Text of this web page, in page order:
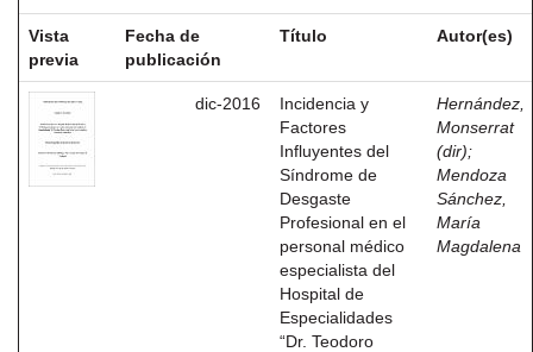
Vista
previa
Fecha de
publicación
Título Autor(es)
dic-2016
Incidencia y
Factores
Influyentes del
Síndrome de
Desgaste
Profesional en el
personal médico
especialista del
Hospital de
Especialidades
“Dr. Teodoro
Hernández,
Monserrat
(dir);
Mendoza
Sánchez,
María
Magdalena